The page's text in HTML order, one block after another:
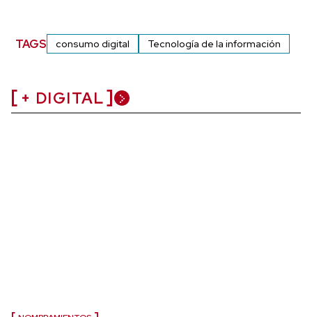
TAGS consumo digital Tecnología de la información
+ DIGITAL